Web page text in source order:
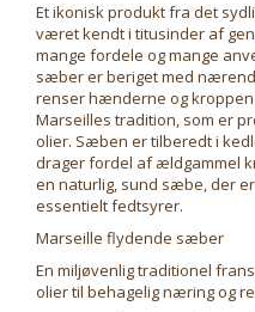
Et ikonisk produkt fra det
været kendt i titusinder af
mange fordele og mange
sæber er beriget med
renser hænderne og kroppen
Marseilles tradition, som er
olier. Sæben er tilberedt i
drager fordel af ældgammel
en naturlig, sund sæbe, der
essentielt fedtsyrer.
Marseille flydende sæber
En miljøvenlig traditionel
olier til behagelig næring og